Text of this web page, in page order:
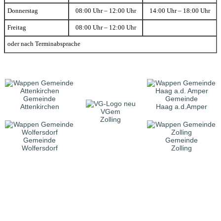
Donnerstag 08:00 Uhr – 12:00 Uhr 14:00 Uhr – 18:00 Uhr
Freitag 08:00 Uhr – 12:00 Uhr
oder nach Terminabsprache
Gemeinde
Attenkirchen
VGem
Zolling
Gemeinde
Haag a.d.Amper
Gemeinde
Wolfersdorf
Gemeinde
Zolling